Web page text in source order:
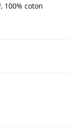
100% coton